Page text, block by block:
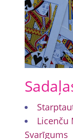
Licenču
Svarīgums